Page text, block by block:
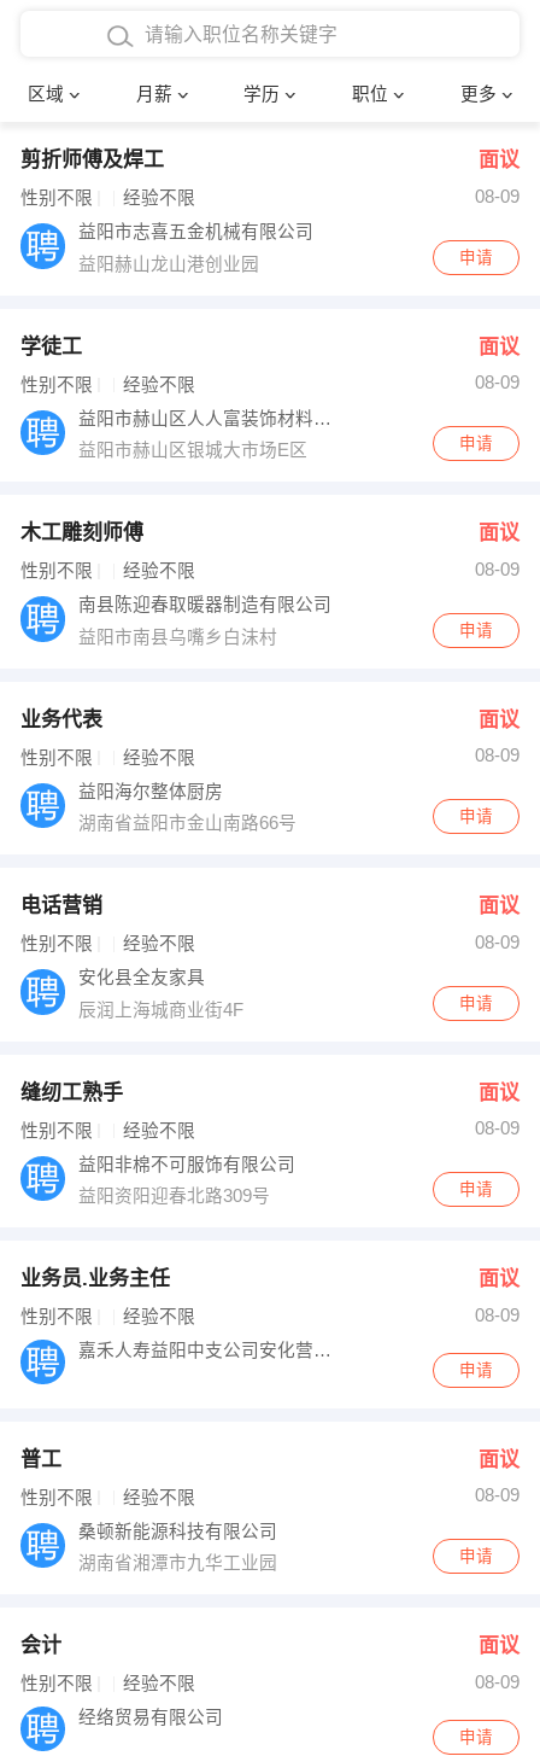
区域 月薪 学历 职位 更多
4000-5000元
8000-12000元
12000-20000元
博士
文员
财务会计
网络IT
快递员
收银员 技术员/工程师
出纳
编辑
跟单
其他职位
确定
剪折师傅及焊工 面议
性别不限 经验不限
08-09
益阳市志喜五金机械有限公司
益阳赫山龙山港创业园
申请
学徒工 面议
性别不限 经验不限
08-09
益阳市赫山区人人富装饰材料总汇
益阳市赫山区银城大市场E区
申请
木工雕刻师傅 面议
性别不限 经验不限
08-09
南县陈迎春取暖器制造有限公司
益阳市南县乌嘴乡白沫村
申请
业务代表 面议
性别不限 经验不限
08-09
益阳海尔整体厨房
湖南省益阳市金山南路66号
申请
电话营销 面议
性别不限 经验不限
08-09
安化县全友家具
辰润上海城商业街4F
申请
缝纫工熟手 面议
性别不限 经验不限
08-09
益阳非棉不可服饰有限公司
益阳资阳迎春北路309号
申请
业务员.业务主任 面议
性别不限 经验不限
08-09
嘉禾人寿益阳中支公司安化营销部
申请
普工 面议
性别不限 经验不限
08-09
桑顿新能源科技有限公司
湖南省湘潭市九华工业园
申请
会计 面议
性别不限 经验不限
08-09
经络贸易有限公司
申请